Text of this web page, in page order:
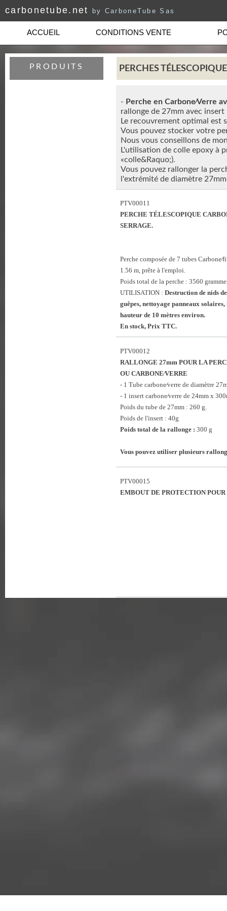
carbonetube.net by CarboneTube Sas
ACCUEIL CONDITIONS VENTE
PRODUITS PERCHES
- Perche en Carbone⁄Verre
rallonge de 27mm avec
Le recouvrement optimal est
Vous pouvez stocker votre
Nous vous conseillons de
L'utilisation de colle epoxy à
«colle&Raquo;).
Vous pouvez rallonger la
l'extrémité de diamètre
PTV00011
PERCHE TÉLESCOPIQUE
SERRAGE.
Perche composée de 7 tubes
1.56 m, prête à l'emploi.
Poids total de la perche : 3560
UTILISATION : Destruction de nids
guêpes, nettoyage panneaux
hauteur de 10 mètres environ.
En stock, Prix TTC.
PTV00012
RALLONGE 27mm POUR LA
OU CARBONE⁄VERRE
- 1 Tube carbone⁄verre de diamètre
- 1 insert carbone⁄verre de 24mm x
Poids du tube de 27mm : 260 g.
Poids de l'insert : 40g
Poids total de la rallonge : 300 g
Vous pouvez utiliser plusieurs
PTV00015
EMBOUT DE PROTECTION